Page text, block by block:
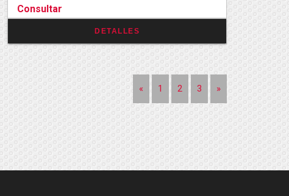
Consultar
DETALLES
« 1 2 3 »